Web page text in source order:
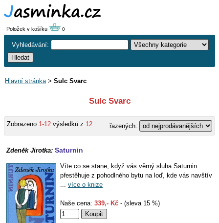
Položek v košíku 0
Vyhledávání:
Hlavní stránka> Sulc Svarc
Sulc Svarc
Zobrazeno 1-12 výsledků z 12 řazených:
Zdeněk Jirotka: Saturnin
Víte co se stane, když vás věrný sluha Saturnin
přestěhuje z pohodlného bytu na loď, kde vás navštív
... více o knize
Naše cena: 339,- Kč - (sleva 15 %)